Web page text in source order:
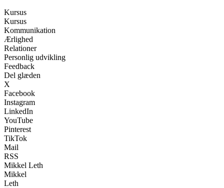
Kursus
Kursus
Kommunikation
Ærlighed
Relationer
Personlig udvikling
Feedback
Del glæden
X
Facebook
Instagram
LinkedIn
YouTube
Pinterest
TikTok
Mail
RSS
Mikkel Leth
Mikkel
Leth